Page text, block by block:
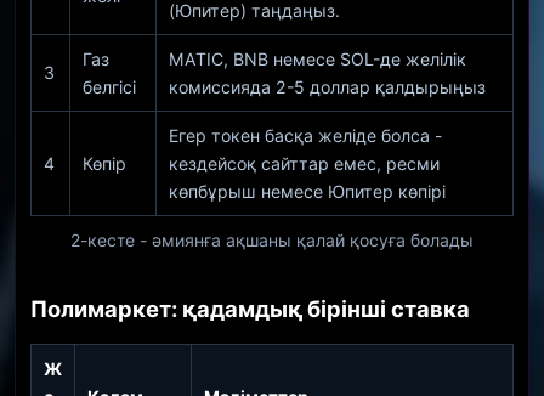
2-кесте - әмиянға ақшаны қалай қосуға болады
(Юпитер) таңдаңыз.
3
Газ
белгісі
MATIC, BNB немесе SOL-де желілік
комиссияда 2-5 доллар қалдырыңыз
4 Көпір
Егер токен басқа желіде болса -
кездейсоқ сайттар емес, ресми
көпбұрыш немесе Юпитер көпірі
Полимаркет: қадамдық бірінші ставка
Ж